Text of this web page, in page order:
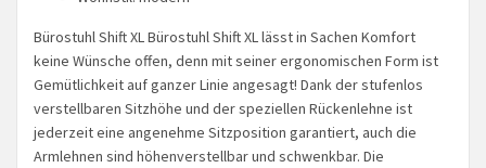
Bürostuhl Shift XL Bürostuhl Shift XL lässt in Sachen Komfort
keine Wünsche offen, denn mit seiner ergonomischen Form ist
Gemütlichkeit auf ganzer Linie angesagt! Dank der stufenlos
verstellbaren Sitzhöhe und der speziellen Rückenlehne ist
jederzeit eine angenehme Sitzposition garantiert, auch die
Armlehnen sind höhenverstellbar und schwenkbar. Die